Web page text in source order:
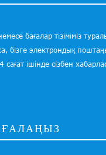
бағалар тізіміміз
бізге электрондық
ішінде сізбен